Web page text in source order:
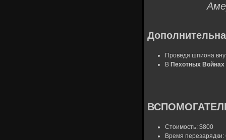
Проведя шпиона
В Пехотных Войнах
Стоимость: $800
Время перезарядки: